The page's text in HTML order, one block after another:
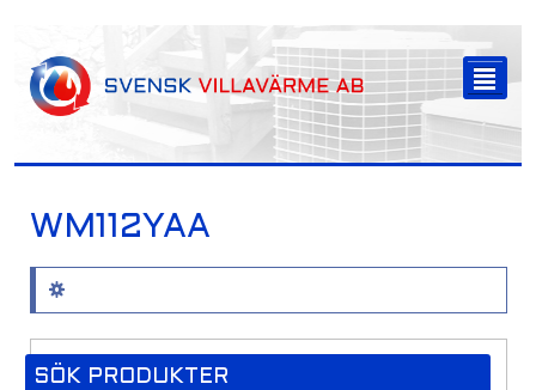
²
WM112YAA
SÖK PRODUKTER